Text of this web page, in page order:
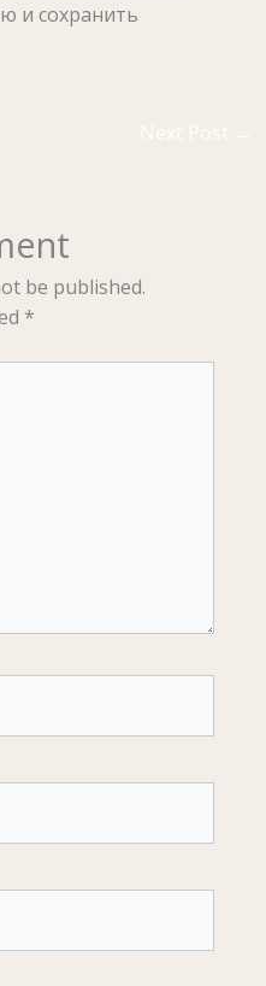
и сохранить
be published.
*